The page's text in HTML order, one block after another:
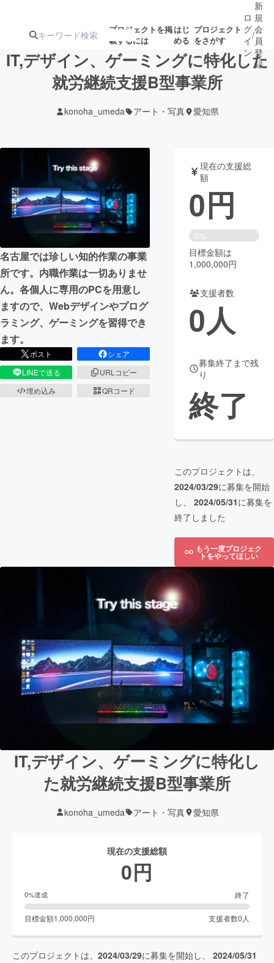
プロジェクトを掲
載するには
はじ
める
プロジェクト
をさがす
ターン
ジェクト
募集終了が近いプ
ロジェクト
アート・写真 音楽
テクノロジー・ガジェット ゲーム・サ
映像・映画 書籍・雑誌
ビジネス・起業 チャレンジ
まちづくり・地域活性化
CAMPFIRE Creation
CAMPFIREふるさと納税
ロ
グ
イ
ン
/
新
規
会
員
登
録
IT,デザイン、ゲーミングに特化した
就労継続支援B型事業所
konoha_umeda アート・写真 愛知県
名古屋では珍しい知的作業の事業
所です。内職作業は一切ありませ
ん。各個人に専用のPCを用意し
ますので、Webデザインやプログ
ラミング、ゲーミングを習得でき
ます。
ポスト
シェア
LINEで送る
URLコピー
埋め込み
QRコード
現在の支援総
額
0円
0%
目標金額は
1,000,000円
支援者数
0人
募集終了まで残
り
終了
このプロジェクトは、
2024/03/29に募集を開始
し、 2024/05/31に募集を
終了しました
もう一度プロジェク
トをやってほしい
IT,デザイン、ゲーミングに特化し
た就労継続支援B型事業所
konoha_umeda アート・写真 愛知県
現在の支援総額
0円
0%達成 終了
目標金額1,000,000円 支援者数0 人
このプロジェクトは、 2024/03/29に募集を開始し、 2024/05/31